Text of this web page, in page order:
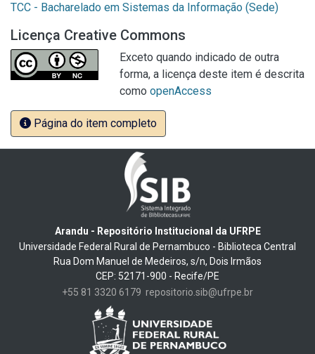
TCC - Bacharelado em Sistemas da Informação (Sede)
Licença Creative Commons
Exceto quando indicado de outra
forma, a licença deste item é descrita
como openAccess
Página do item completo
Arandu - Repositório Institucional da UFRPE
Universidade Federal Rural de Pernambuco - Biblioteca Central
Rua Dom Manuel de Medeiros, s/n, Dois Irmãos
CEP: 52171-900 - Recife/PE
+55 81 3320 6179 repositorio.sib@ufrpe.br